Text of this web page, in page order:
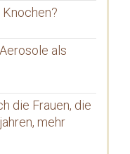
Knochen?
als
die Frauen, die
mehr